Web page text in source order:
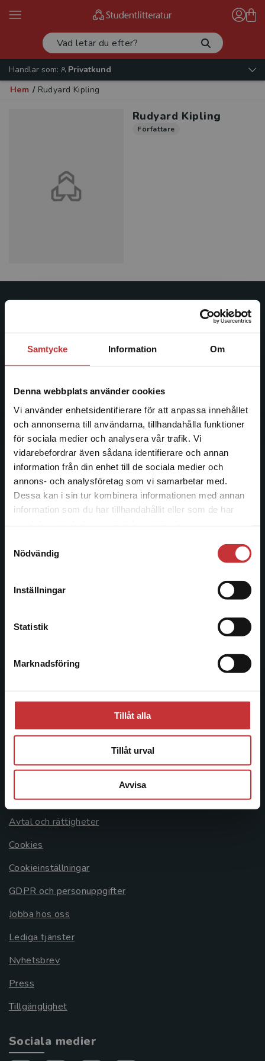
Samtycke Information Om
Denna webbplats använder cookies
Vi använder enhetsidentifierare för att anpassa innehållet
och annonserna till användarna, tillhandahålla funktioner
för sociala medier och analysera vår trafik. Vi
vidarebefordrar även sådana identifierare och annan
information från din enhet till de sociala medier och
annons- och analysföretag som vi samarbetar med.
Dessa kan i sin tur kombinera informationen med annan
information som du har tillhandahållit eller som de har
Nödvändig
Inställningar
Statistik
Marknadsföring
Tillåt alla
Tillåt urval
Avvisa
Begränsad fraktregion
Det verkar som att du besöker
studentlitteratur.se via en enhet utanför Sverige.
Vi erbjuder inte leveranser utanför Sverige. För
att kunna slutföra ett köp måste
Handlar som:
Privatkund
Hem / Rudyard Kipling
Rudyard Kipling
Författare
ledande utbildningsförlag. Med läromedel, kurslitteratur,
facklitteratur, utbildningar och digitala
längs hela kunskapsresan.
Kontakta oss
Kontakta oss
046-31 20 00
Postadress:
Box 141
221 00 Lund
Besöksadress:
Kundservice
046-31 21 00
Systemkrav
Allmänna länkar
Om oss
Avtal och rättigheter
Cookies
Cookieinställningar
GDPR och personuppgifter
Jobba hos oss
Lediga tjänster
Nyhetsbrev
Press
Tillgänglighet
Sociala medier